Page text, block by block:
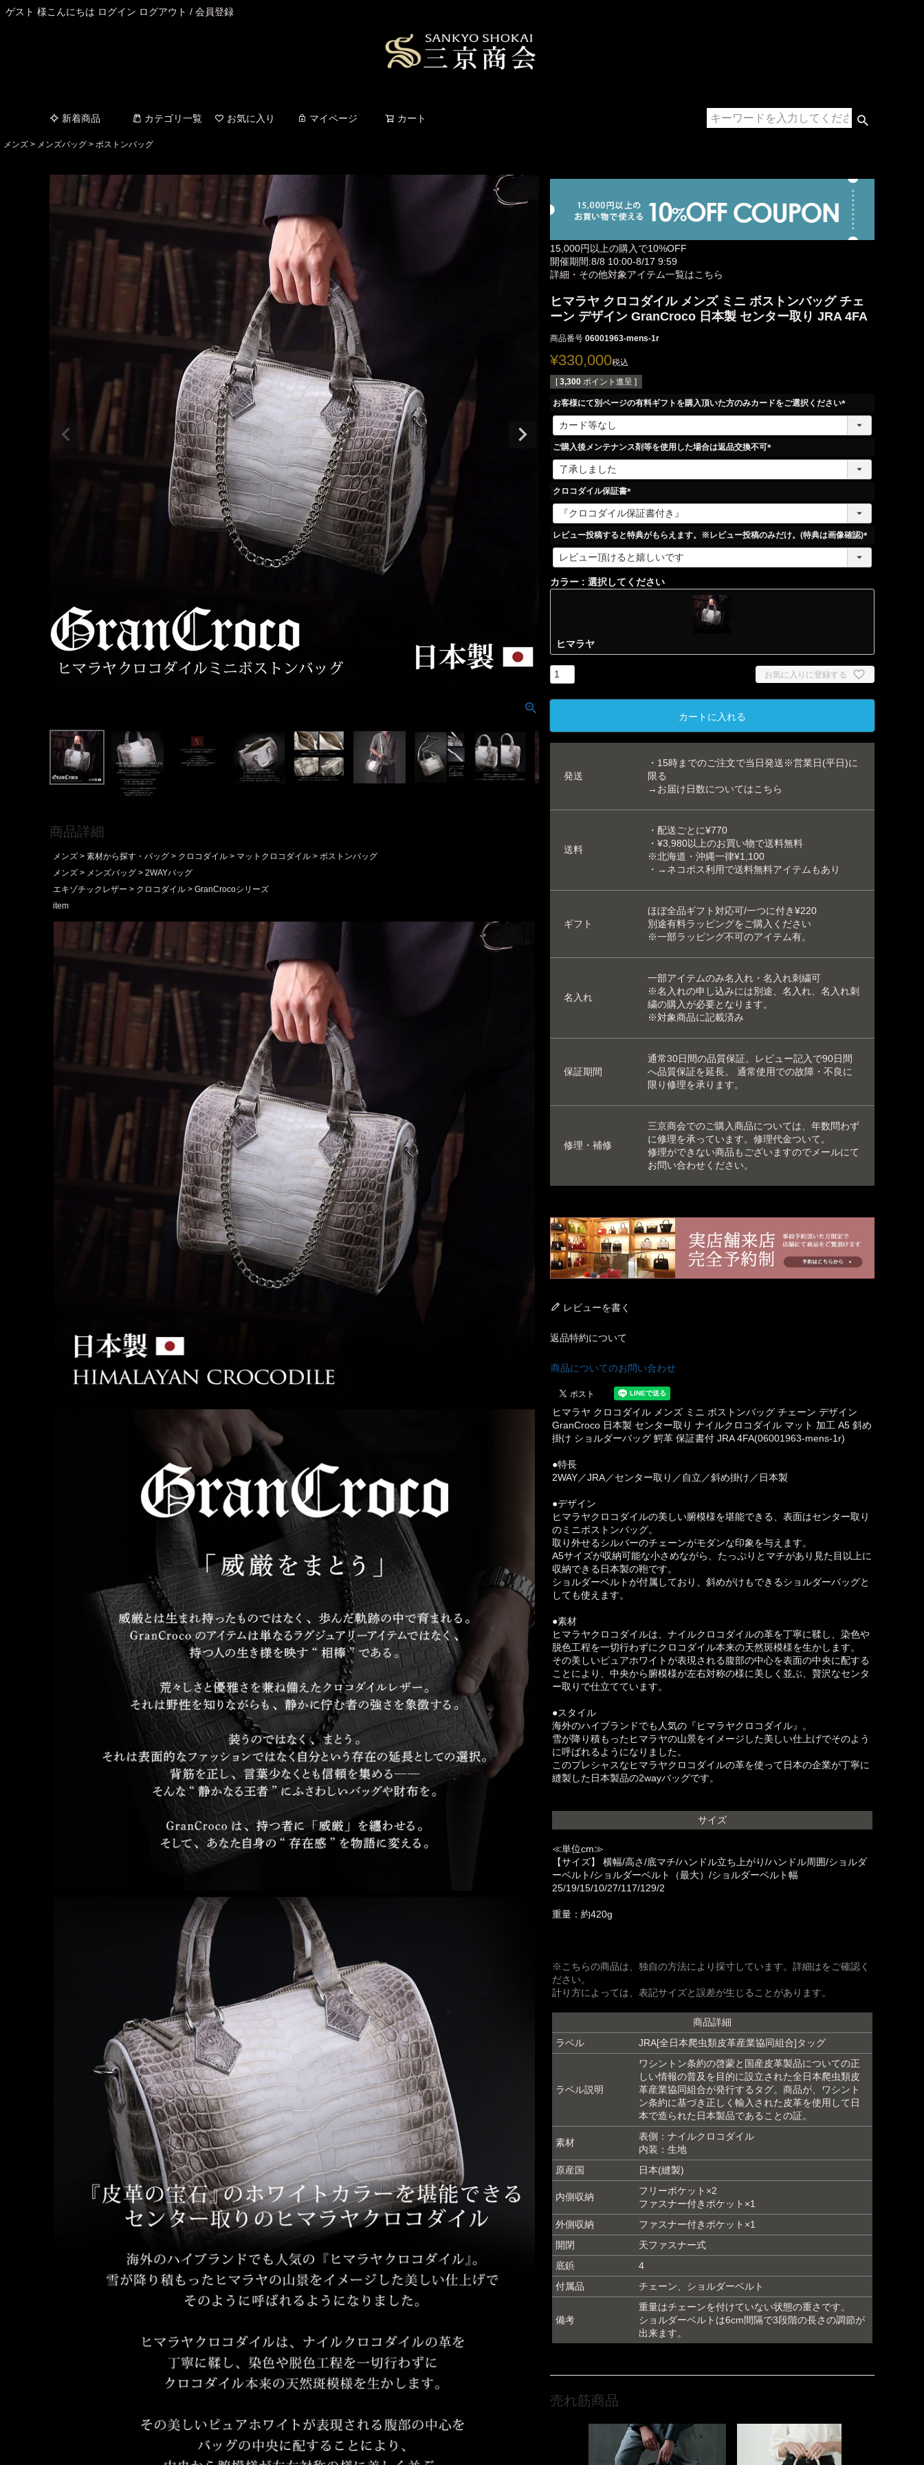
ゲスト 様こんにちは ログイン ログアウト / 会員登録
新着商品 カテゴリ一覧 お気に入り マイページ カート
メンズ メンズバッグ ボストンバッグ
ヒマラヤ
商品詳細
メンズ 素材から探す・バッグ クロコダイル マットクロコダイル
ボストンバッグ
メンズ
メンズバッグ
2WAYバッグ
エキゾチックレザー
クロコダイル
GranCrocoシリーズ
item
15,000円以上の購入で10%OFF
開催期間:8/8 10:00-8/17 9:59
詳細・その他対象アイテム一覧はこちら
ヒマラヤ クロコダイル メンズ ミニ ボストンバッグ チェ
ーン デザイン GranCroco 日本製 センター取り JRA 4FA
商品番号 06001963-mens-1r
¥330,000税込
[ 3,300 ポイント進呈 ]
お客様にて別ページの有料ギフトを購入頂いた方のみカードをご選択ください
(
ご購入後メンテナンス剤等を使用した場合は返品交換不可
(
クロコダイル保証書
(
必
須
レビュー投稿すると特典がもらえます。※レビュー投稿のみだけ。(特典は画像確認)
(
)
カラー 選択してください
ヒマラヤ
お気に入りに登録する
カートに入れる
発送
・15時までのご注文で当日発送※営業日(平日)に
限る
→お届け日数についてはこちら
送料
・配送ごとに¥770
・¥3,980以上のお買い物で送料無料
※北海道・沖縄一律¥1,100
・ →ネコポス利用で送料無料アイテムもあり
ギフト
ほぼ全品ギフト対応可/一つに付き¥220
別途有料ラッピングをご購入ください
※一部ラッピング不可のアイテム有。
名入れ
一部アイテムのみ名入れ ・ 名入れ刺繍可
※名入れの申し込みには別途、名入れ、名入れ刺
繍の購入が必要となります。
※対象商品に記載済み
保証期間
通常30日間の品質保証。レビュー記入で90日間
へ品質保証を延長。 通常使用での故障・不良に
限り修理を承ります。
修理・補修
三京商会でのご購入商品については、年数問わず
に修理を承っています。 修理代金ついて。
修理ができない商品もございますのでメールにて
お問い合わせください。
レビューを書く
返品特約について
商品についてのお問い合わせ
ヒマラヤ クロコダイル メンズ ミニ ボストンバッグ チェーン デザイン
GranCroco 日本製 センター取り ナイルクロコダイル マット 加工 A5 斜め
掛け ショルダーバッグ 鰐革 保証書付 JRA 4FA(06001963-mens-1r)
●特長
2WAY／JRA／センター取り／自立／斜め掛け／日本製
●デザイン
ヒマラヤクロコダイルの美しい腑模様を堪能できる、表面はセンター取り
のミニボストンバッグ。
取り外せるシルバーのチェーンがモダンな印象を与えます。
A5サイズが収納可能な小さめながら、たっぷりとマチがあり見た目以上に
収納できる日本製の鞄です。
ショルダーベルトが付属しており、斜めがけもできるショルダーバッグと
しても使えます。
●素材
ヒマラヤクロコダイルは、ナイルクロコダイルの革を丁寧に鞣し、染色や
脱色工程を一切行わずにクロコダイル本来の天然斑模様を生かします。
その美しいピュアホワイトが表現される腹部の中心を表面の中央に配する
ことにより、中央から腑模様が左右対称の様に美しく並ぶ、贅沢なセンタ
ー取りで仕立てています。
●スタイル
海外のハイブランドでも人気の『ヒマラヤクロコダイル』。
雪が降り積もったヒマラヤの山景をイメージした美しい仕上げでそのよう
に呼ばれるようになりました。
このプレシャスなヒマラヤクロコダイルの革を使って日本の企業が丁寧に
縫製した日本製品の2wayバッグです。
サイズ
≪単位cm≫
【サイズ】 横幅/高さ/底マチ/ハンドル立ち上がり/ハンドル周囲/ショルダ
ーベルト/ショルダーベルト（最大）/ショルダーベルト幅
25/19/15/10/27/117/129/2
重量：約420g
※こちらの商品は、独自の方法により採寸しています。詳細はをご確認く
ださい。
計り方によっては、表記サイズと誤差が生じることがあります。
商品詳細
ラベル
JRA[全日本爬虫類皮革産業協同組合]タッグ
ラベル説明
ワシントン条約の啓蒙と国産皮革製品についての正
しい情報の普及を目的に設立された全日本爬虫類皮
革産業協同組合が発行するタグ。商品が、ワシント
ン条約に基づき正しく輸入された皮革を使用して日
本で造られた日本製品であることの証。
素材
表側：ナイルクロコダイル
内装：生地
原産国
日本(縫製)
内側収納
フリーポケット×2
ファスナー付きポケット×1
外側収納
ファスナー付きポケット×1
開閉
天ファスナー式
底鋲
4
付属品
チェーン、ショルダーベルト
備考
重量はチェーンを付けていない状態の重さです。
ショルダーベルトは6cm間隔で3段階の長さの調節が
出来ます。
売れ筋商品